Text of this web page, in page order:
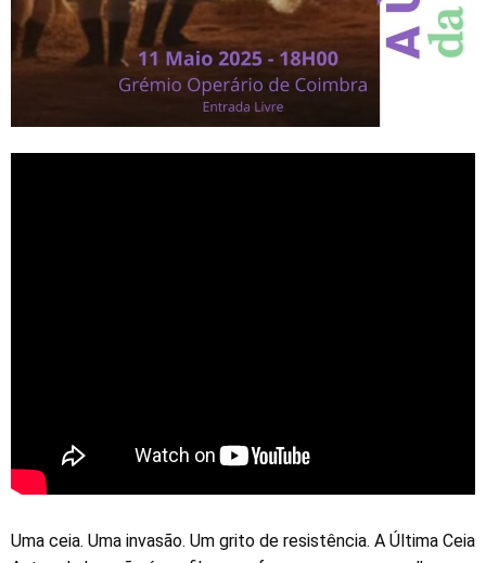
Uma ceia. Uma invasão. Um grito de resistência. A Última Ceia